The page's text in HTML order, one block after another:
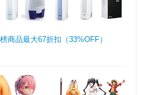
商品最大67折扣（33%OFF）